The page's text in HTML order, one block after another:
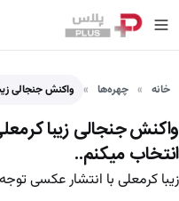
خانه چهره‌ها واکنش جنجالی
واکنش جنجالی زیبا
انتخاب میکنم..
زیبا کرمعلی با انتشار عکسی